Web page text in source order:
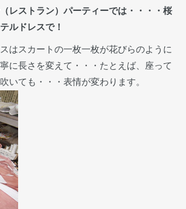
レストラン）パーティーでは・・・・桜
ルドレスで！
はスカートの一枚一枚が花びらのように
に長さを変えて・・・たとえば、座って
いても・・・表情が変わります。